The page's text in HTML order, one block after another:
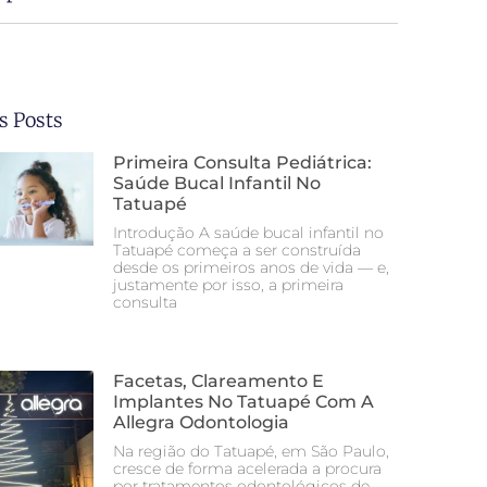
Posts
Primeira Consulta Pediátrica:
Saúde Bucal Infantil No
Tatuapé
Introdução A saúde bucal infantil no
Tatuapé começa a ser construída
desde os primeiros anos de vida — e,
justamente por isso, a primeira
consulta
Facetas, Clareamento E
Implantes No Tatuapé Com A
Allegra Odontologia
Na região do Tatuapé, em São Paulo,
cresce de forma acelerada a procura